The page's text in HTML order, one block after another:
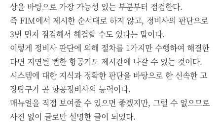
상을 바탕으로 가장 가능성 있는 부분부터 점검한다.
즉 FIM에서 제시한 순서대로 하지 않고, 정비사의 판단으로
3번 먼저 점검해서 해결할 수도 있다는 말이다.
이렇게 정비사 판단에 의해 절차를 1가지만 수행하여 해결한
다면 지연될 뻔한 항공기도 제시간에 나갈 수 있는 것이다.
시스템에 대한 지식과 정확한 판단을 바탕으로 한 신속한 고
장탐구가 곧 항공정비사의 능력이다.
매뉴얼을 직접 보여줄 수 있으면 좋겠지만, 그럴 수 없으므로
사진 없이 글로만 설명한 글이 되었다.